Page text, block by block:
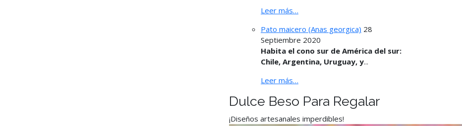
Leer más…
Pato maicero (Anas georgica) 28
Septiembre 2020
Habita el cono sur de América del sur:
Chile, Argentina, Uruguay, y...
Leer más…
Dulce Beso Para Regalar
¡Diseños artesanales imperdibles!